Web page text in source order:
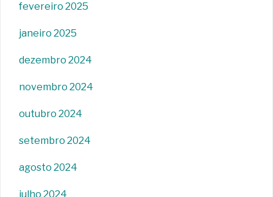
fevereiro 2025
janeiro 2025
dezembro 2024
novembro 2024
outubro 2024
setembro 2024
agosto 2024
julho 2024